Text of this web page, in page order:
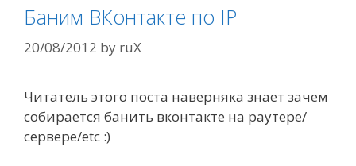
Баним ВКонтакте по IP
20/08/2012 by ruX
Читатель этого поста наверняка знает зачем
собирается банить вконтакте на раутере/
сервере/etc :)